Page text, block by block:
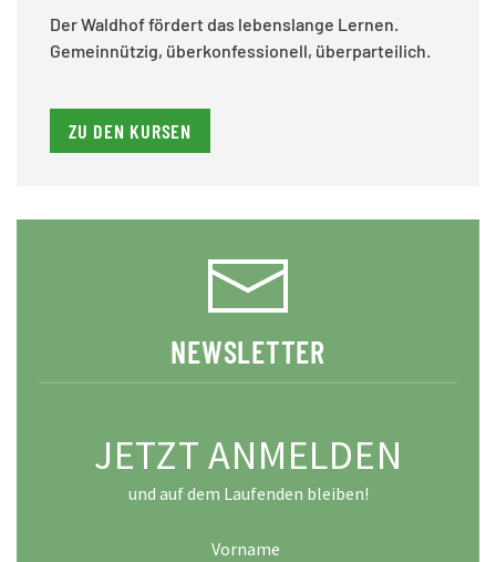
Der Waldhof fördert das lebenslange Lernen.
Gemeinnützig, überkonfessionell, überparteilich.
ZU DEN KURSEN
NEWSLETTER
JETZT ANMELDEN
und auf dem Laufenden bleiben!
Vorname